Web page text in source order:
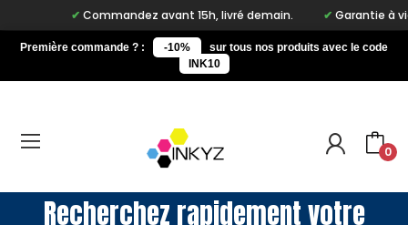
Commandez avant 15h, livré demain. Garantie à vie
Première commande ? : -10%
sur tous nos produits avec le code
INK10
0
Recherchez rapidement votre